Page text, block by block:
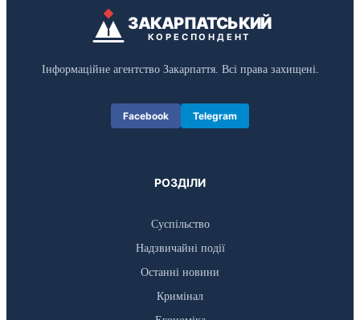
ЗАКАРПАТСЬКИЙ
КОРЕСПОНДЕНТ
Інформаційне агентство Закарпаття. Всі права захищені.
Facebook Telegram
РОЗДІЛИ
Суспільство
Надзвичайні події
Останні новини
Кримінал